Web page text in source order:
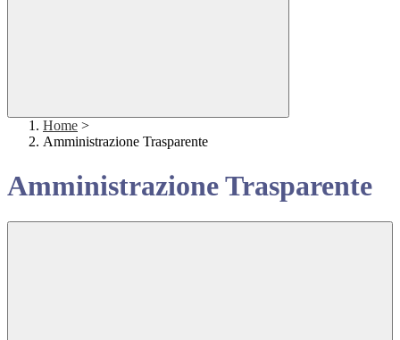
Home >
Amministrazione Trasparente
Amministrazione Trasparente